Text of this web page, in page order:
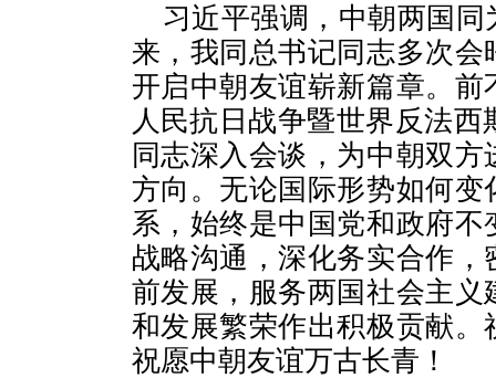
习近平强调，中朝两国
来，我同总书记同志多次
开启中朝友谊崭新篇章。
人民抗日战争暨世界反法
同志深入会谈，为中朝双
方向。无论国际形势如何
系，始终是中国党和政府
战略沟通，深化务实合作
前发展，服务两国社会主
和发展繁荣作出积极贡献
祝愿中朝友谊万古长青！